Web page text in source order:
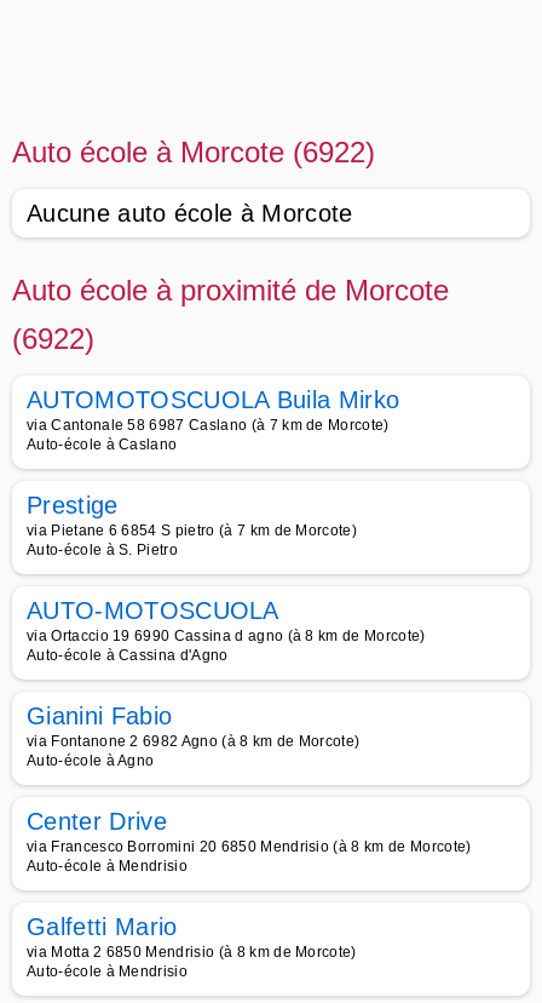
Auto école à Morcote (6922)
Aucune auto école à Morcote
Auto école à proximité de Morcote
(6922)
AUTOMOTOSCUOLA Buila Mirko
via Cantonale 58 6987 Caslano (à 7 km de Morcote)
Auto-école à Caslano
Prestige
via Pietane 6 6854 S pietro (à 7 km de Morcote)
Auto-école à S. Pietro
AUTO-MOTOSCUOLA
via Ortaccio 19 6990 Cassina d agno (à 8 km de Morcote)
Auto-école à Cassina d'Agno
Gianini Fabio
via Fontanone 2 6982 Agno (à 8 km de Morcote)
Auto-école à Agno
Center Drive
via Francesco Borromini 20 6850 Mendrisio (à 8 km de Morcote)
Auto-école à Mendrisio
Galfetti Mario
via Motta 2 6850 Mendrisio (à 8 km de Morcote)
Auto-école à Mendrisio